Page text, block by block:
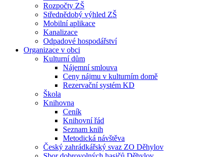
Rozpočty ZŠ
Střednědobý výhled ZŠ
Mobilní aplikace
Kanalizace
Odpadové hospodářství
Organizace v obci
Kulturní dům
Nájemní smlouva
Ceny nájmu v kulturním domě
Rezervační systém KD
Škola
Knihovna
Ceník
Knihovní řád
Seznam knih
Metodická návštěva
Český zahrádkářský svaz ZO Děhylov